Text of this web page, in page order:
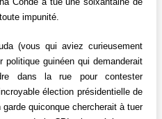
impunité.
(vous qui aviez curieusement
guinéen qui demanderait
dans la rue pour contester
élection présidentielle de
quiconque chercherait à tuer